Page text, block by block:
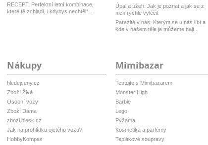
RECEPT: Perfektní letní kombinace,
které tě zchladí, i kdybys nechtěl*...
Úpal a úžeh: Jak je poznat a jak se z
nich rychle vyléčit
Parazité v nás: Kterým se u nás líbí a
kde v našem těle je můžeme nají...
Nákupy
hledejceny.cz
Zboží Živě
Osobní vozy
Zboží Dáma
zbozi.blesk.cz
Jak na prohlídku ojetého vozu?
HobbyKompas
Mimibazar
Testujte s Mimibazarem
Monster High
Barbie
Lego
Pyžama
Kosmetika a parfémy
Teplákové soupravy